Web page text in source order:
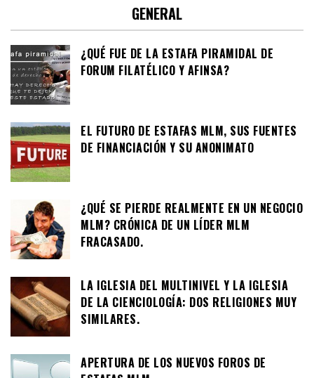
GENERAL
¿QUÉ FUE DE LA ESTAFA PIRAMIDAL DE
FORUM FILATÉLICO Y AFINSA?
EL FUTURO DE ESTAFAS MLM, SUS FUENTES
DE FINANCIACIÓN Y SU ANONIMATO
¿QUÉ SE PIERDE REALMENTE EN UN NEGOCIO
MLM? CRÓNICA DE UN LÍDER MLM
FRACASADO.
LA IGLESIA DEL MULTINIVEL Y LA IGLESIA
DE LA CIENCIOLOGÍA: DOS RELIGIONES MUY
SIMILARES.
APERTURA DE LOS NUEVOS FOROS DE